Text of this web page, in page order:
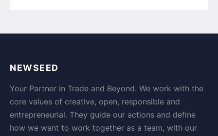
NEWSEED
Your Partner in Trade and Beyond. We work with the
core values of creative, open, responsible and
entrepreneurial. They guide our actions and define
how we want to work together as a team, with our